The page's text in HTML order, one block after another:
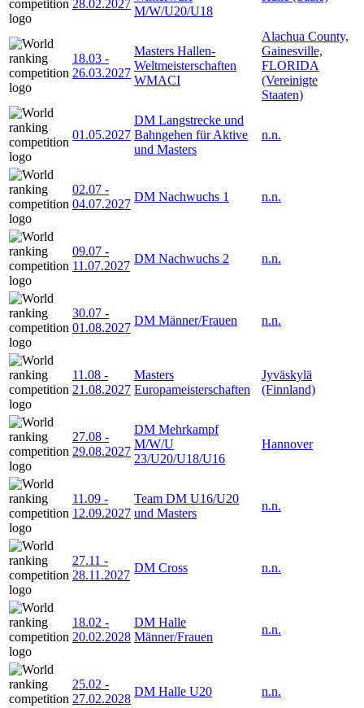
28.02.2027
M/W/U20/U18
18.03 -
26.03.2027
Masters Hallen-
Weltmeisterschaften
WMACI
Alachua County,
Gainesville,
FLORIDA
(Vereinigte
Staaten)
01.05.2027
DM Langstrecke und
Bahngehen für Aktive
und Masters
n.n.
02.07 -
04.07.2027
DM Nachwuchs 1 n.n.
09.07 -
11.07.2027
DM Nachwuchs 2 n.n.
30.07 -
01.08.2027
DM Männer/Frauen n.n.
11.08 -
21.08.2027
Masters
Europameisterschaften
Jyväskylä
(Finnland)
27.08 -
29.08.2027
DM Mehrkampf
M/W/U
23/U20/U18/U16
Hannover
11.09 -
12.09.2027
Team DM U16/U20
und Masters
n.n.
27.11 -
28.11.2027
DM Cross n.n.
18.02 -
20.02.2028
DM Halle
Männer/Frauen
n.n.
25.02 -
27.02.2028
DM Halle U20 n.n.